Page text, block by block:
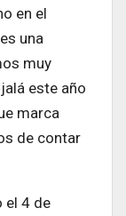
en el
una
muy
este año
marca
de contar
el 4 de